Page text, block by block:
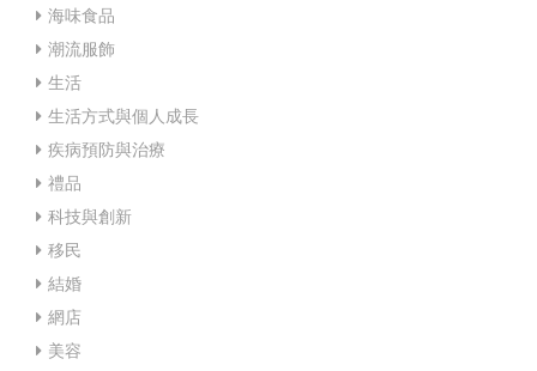
海味食品
潮流服飾
生活
生活方式與個人成長
疾病預防與治療
禮品
科技與創新
移民
結婚
網店
美容